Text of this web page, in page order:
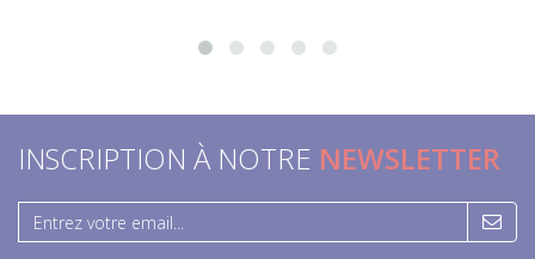
INSCRIPTION À NOTRE NEWSLETTER